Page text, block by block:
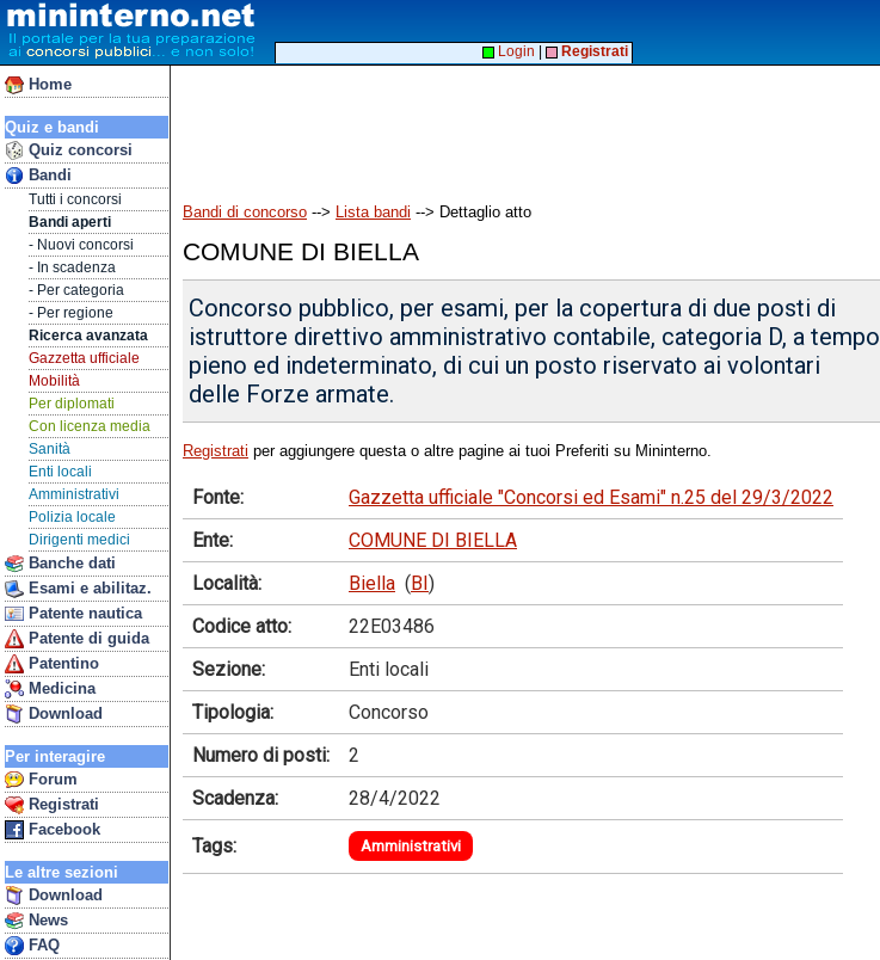
Home
Quiz e bandi
Quiz concorsi
Bandi
Tutti i concorsi
Bandi aperti
- Nuovi concorsi
- In scadenza
- Per categoria
- Per regione
Ricerca avanzata
Gazzetta ufficiale
Mobilità
Per diplomati
Con licenza media
Sanità
Enti locali
Amministrativi
Polizia locale
Dirigenti medici
Banche dati
Esami e abilitaz.
Patente nautica
Patente di guida
Patentino
Medicina
Download
Per interagire
Forum
Registrati
Facebook
Le altre sezioni
Download
News
FAQ
Login Registrati
Bandi di concorso --> Lista bandi --> Dettaglio atto
COMUNE DI BIELLA
Concorso pubblico, per esami, per la copertura di due posti di
istruttore direttivo amministrativo contabile, categoria D, a tempo
pieno ed indeterminato, di cui un posto riservato ai volontari
delle Forze armate.
Registrati per aggiungere questa o altre pagine ai tuoi Preferiti su Mininterno.
Fonte:
Gazzetta ufficiale "Concorsi ed Esami" n.25 del 29/3/2022
Ente:
COMUNE DI BIELLA
Località:
Biella (BI)
Codice atto:
22E03486
Sezione:
Enti locali
Tipologia:
Concorso
Numero di posti:
2
Scadenza:
28/4/2022
Tags: Amministrativi